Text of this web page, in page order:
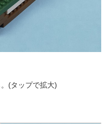
(タップで拡大)